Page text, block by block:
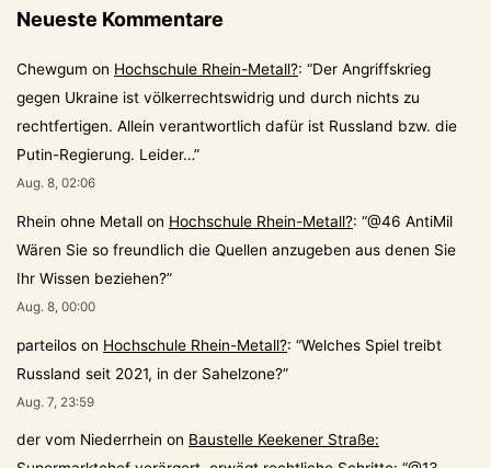
Neueste Kommentare
Chewgum on Hochschule Rhein-Metall?: “Der Angriffskrieg
gegen Ukraine ist völkerrechtswidrig und durch nichts zu
rechtfertigen. Allein verantwortlich dafür ist Russland bzw. die
Putin-Regierung. Leider…”
Aug. 8, 02:06
Rhein ohne Metall on Hochschule Rhein-Metall?: “@46 AntiMil
Wären Sie so freundlich die Quellen anzugeben aus denen Sie
Ihr Wissen beziehen?”
Aug. 8, 00:00
parteilos on Hochschule Rhein-Metall?: “Welches Spiel treibt
Russland seit 2021, in der Sahelzone?”
Aug. 7, 23:59
der vom Niederrhein on Baustelle Keekener Straße: